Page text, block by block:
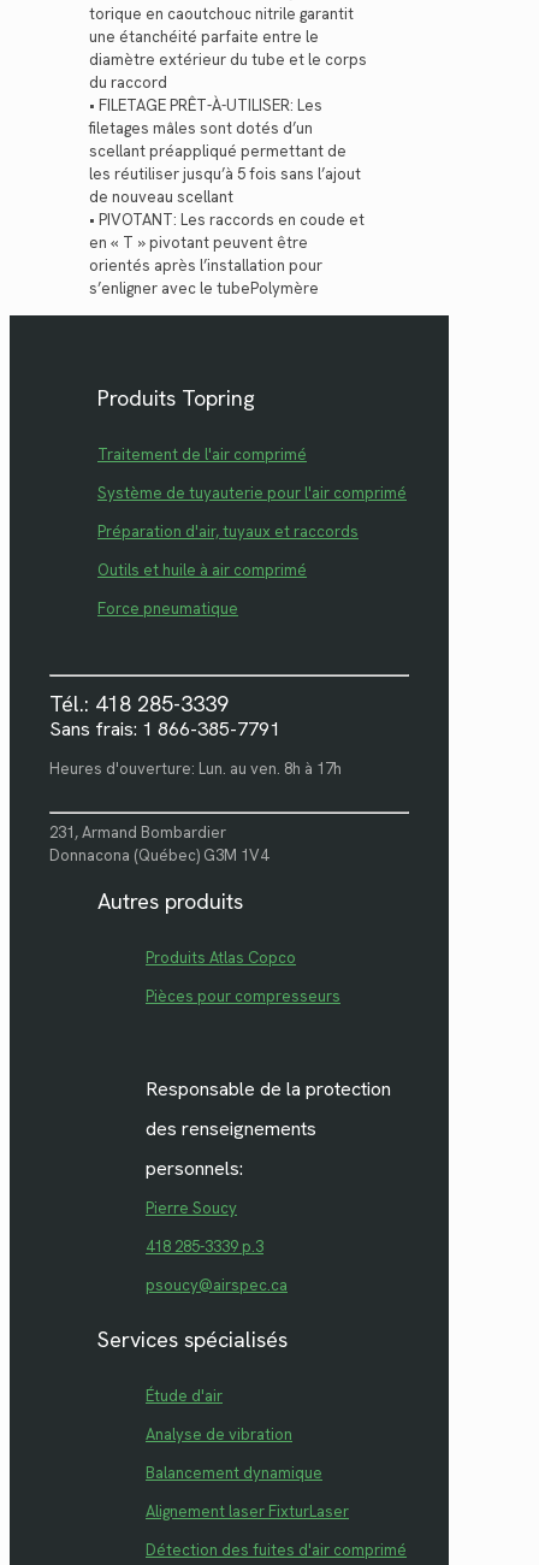
torique en caoutchouc nitrile garantit
une étanchéité parfaite entre le
diamètre extérieur du tube et le corps
du raccord
• FILETAGE PRÊT-À-UTILISER: Les
filetages mâles sont dotés d’un
scellant préappliqué permettant de
les réutiliser jusqu’à 5 fois sans l’ajout
de nouveau scellant
• PIVOTANT: Les raccords en coude et
en « T » pivotant peuvent être
orientés après l’installation pour
s’enligner avec le tubePolymère
Produits Topring
Traitement de l'air comprimé
Système de tuyauterie pour l'air comprimé
Préparation d'air, tuyaux et raccords
Outils et huile à air comprimé
Force pneumatique
Tél.: 418 285-3339
Sans frais: 1 866-385-7791
Heures d'ouverture: Lun. au ven. 8h à 17h
231, Armand Bombardier
Donnacona (Québec) G3M 1V4
Autres produits
Produits Atlas Copco
Pièces pour compresseurs
Responsable de la protection
des renseignements
personnels:
Pierre Soucy
418 285-3339 p.3
psoucy@airspec.ca
Services spécialisés
Étude d'air
Analyse de vibration
Balancement dynamique
Alignement laser FixturLaser
Détection des fuites d'air comprimé